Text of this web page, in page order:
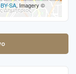
SA , Imagery ©